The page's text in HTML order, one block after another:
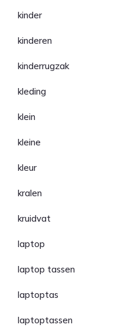
kinder
kinderen
kinderrugzak
kleding
klein
kleine
kleur
kralen
kruidvat
laptop
laptop tassen
laptoptas
laptoptassen